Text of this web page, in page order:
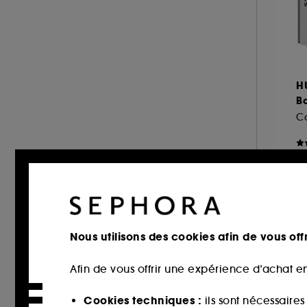
PRADA (3)
RABANNE FRAGRANCES (7)
RARE BEAUTY (5)
ROCHAS (4)
Nous utilisons des cookies afin de vous
Afin de vous offrir une expérience d’achat
Cookies techniques : ils sont